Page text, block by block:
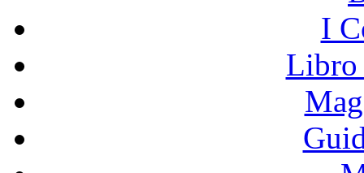
I
Libro